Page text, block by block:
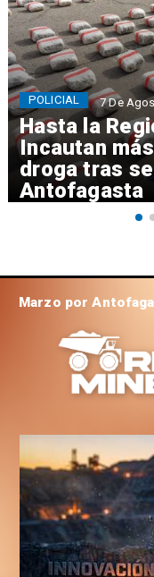
Hasta la
Incautan
droga tras
Antofagasta
POLICIAL 7 De
Marzo por